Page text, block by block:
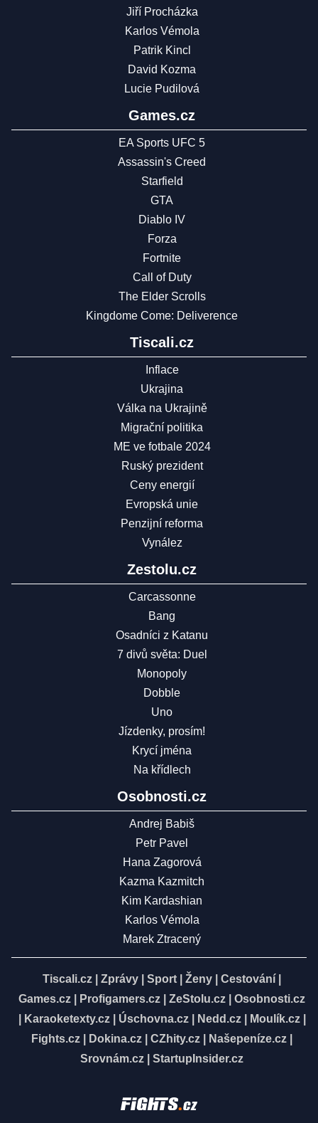
Jiří Procházka
Karlos Vémola
Patrik Kincl
David Kozma
Lucie Pudilová
Games.cz
EA Sports UFC 5
Assassin's Creed
Starfield
GTA
Diablo IV
Forza
Fortnite
Call of Duty
The Elder Scrolls
Kingdome Come: Deliverence
Tiscali.cz
Inflace
Ukrajina
Válka na Ukrajině
Migrační politika
ME ve fotbale 2024
Ruský prezident
Ceny energií
Evropská unie
Penzijní reforma
Vynález
Zestolu.cz
Carcassonne
Bang
Osadníci z Katanu
7 divů světa: Duel
Monopoly
Dobble
Uno
Jízdenky, prosím!
Krycí jména
Na křídlech
Osobnosti.cz
Andrej Babiš
Petr Pavel
Hana Zagorová
Kazma Kazmitch
Kim Kardashian
Karlos Vémola
Marek Ztracený
Tiscali.cz Zprávy Sport Ženy Cestování
Games.cz
Profigamers.cz ZeStolu.cz
Osobnosti.cz
Karaoketexty.cz| Úschovna.cz| Nedd.cz| Moulík.cz|
Fights.cz
Dokina.cz CZhity.cz Našepeníze.cz
Srovnám.cz
StartupInsider.cz